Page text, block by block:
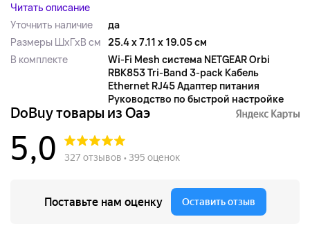
Читать описание
Уточнить наличие
да
Размеры ШхГхВ см 25.4 x 7.11 x 19.05 см
В комплекте
Wi-Fi Mesh система NETGEAR Orbi
RBK853 Tri-Band 3-pack Кабель
Ethernet RJ45 Адаптер питания
Руководство по быстрой настройке